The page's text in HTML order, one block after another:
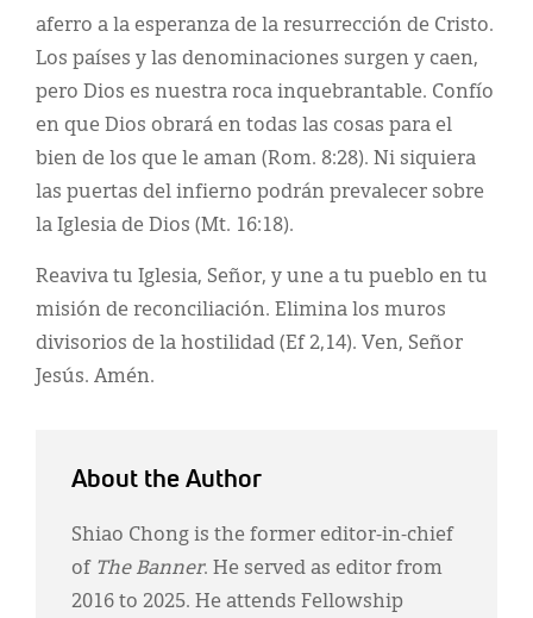
aferro a la esperanza de la resurrección de Cristo.
Los países y las denominaciones surgen y caen,
pero Dios es nuestra roca inquebrantable. Confío
en que Dios obrará en todas las cosas para el
bien de los que le aman (Rom. 8:28). Ni siquiera
las puertas del infierno podrán prevalecer sobre
la Iglesia de Dios (Mt. 16:18).
Reaviva tu Iglesia, Señor, y une a tu pueblo en tu
misión de reconciliación. Elimina los muros
divisorios de la hostilidad (Ef 2,14). Ven, Señor
Jesús. Amén.
About the Author
Shiao Chong is the former editor-in-chief
of The Banner. He served as editor from
2016 to 2025. He attends Fellowship